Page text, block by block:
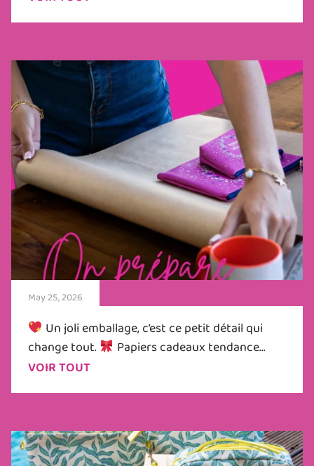
May 25, 2026
Un joli emballage, c’est ce petit détail qui
change tout.
Papiers cadeaux tendance...
VOIR TOUT